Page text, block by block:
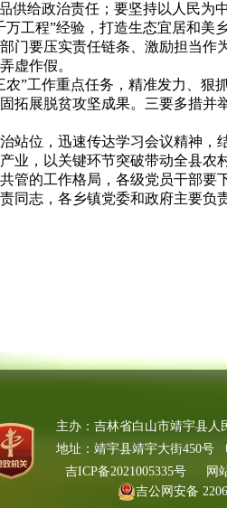
供给政治责任；要坚持以人民为
工程”经验，打造生态宜居和
门要压实责任链条、激励担当
虚作假。
工作重点任务，精准发力、狠
拓展脱贫攻坚成果。三要多措
位，迅速传达学习会议精神，
业，以关键环节突破带动全县
管的工作格局，各级党员干部要
志，各乡镇党委和政府主要负责
主办：吉林省白山市靖宇县
地址：靖宇县靖宇大街450号
吉ICP备2021005335号
网
吉公网安备